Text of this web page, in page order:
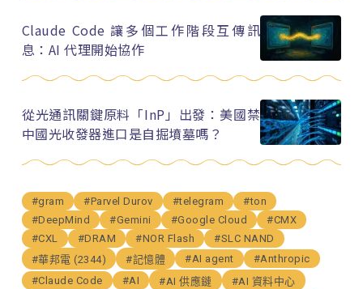
Claude Code 讓多個工作階段互傳訊
息：AI 代理開始協作
從光通訊關鍵原料「InP」出發：美國禁
中國光收發器進口是自掘墳墓嗎？
#gram #Parvel Durov #telegram
#ton
#DeepMind
#Gemini #Google Cloud
#CMX
#CXL
#DRAM #NOR Flash
#SLC NAND
#華邦電 (2344)
#記憶體 #AI agent
#Anthropic
#Claude Code
#AI #AI 供應鏈
#AI 資料中心